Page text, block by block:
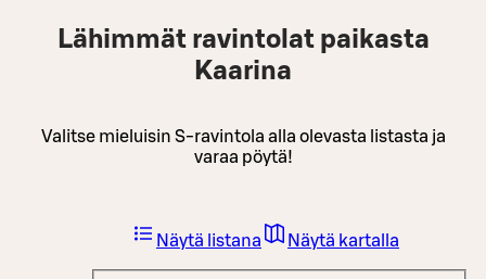
Lähimmät ravintolat paikasta
Kaarina
Valitse mieluisin S-ravintola alla olevasta listasta ja
varaa pöytä!
Näytä listana Näytä kartalla